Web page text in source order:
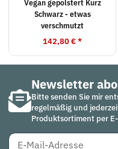
Vegan gepolstert Kurz
Schwarz - etwas
verschmutzt
142,80 €*
Newsletter
Bitte senden Sie mir
regelmäßig und
Produktsortiment per